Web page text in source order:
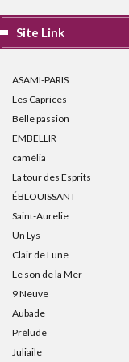
Site Link
ASAMI-PARIS
Les Caprices
Belle passion
EMBELLIR
camélia
La tour des Esprits
ÉBLOUISSANT
Saint-Aurelie
Un Lys
Clair de Lune
Le son de la Mer
9 Neuve
Aubade
Prélude
Juliaile